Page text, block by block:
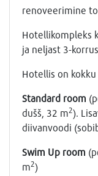
renoveerimine
Hotellikompleks
ja neljast 3-
Hotellis on
Standard room
dušš, 32 m2).
diivanvoodi
Swim Up room
m2)